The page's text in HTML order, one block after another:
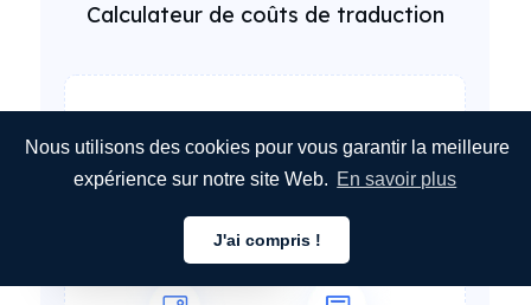
Nous utilisons des cookies pour vous garantir la meilleure
expérience sur notre site Web. En savoir plus
J'ai compris !
Calculateur de coûts de traduction
Français